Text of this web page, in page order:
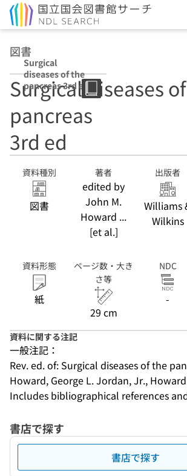
図書
Surgical
diseases of the
pancreas 3rd ed
Surgical diseases
pancreas
3rd ed
資料種別
図書
著者
edited by
John M.
Howard ...
[et al.]
出版者
Williams
Wilkins
資料形態
紙
ページ数・大き
さ等
29 cm
NDC
-
資料に関する注記
一般注記：
Rev. ed. of: Surgical diseases of the
Howard, George L. Jordan, Jr.,
Includes bibliographical references
書店で探す
書店で探す